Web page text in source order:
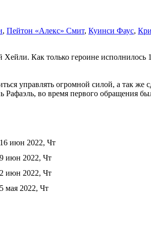
, Пейтон «Алекс» Смит, Куинси Фаус,
Как только героине исполнилось
управлять огромной силой, а так же
во время первого обращения
16 июн 2022, Чт
9 июн 2022, Чт
2 июн 2022, Чт
5 мая 2022, Чт